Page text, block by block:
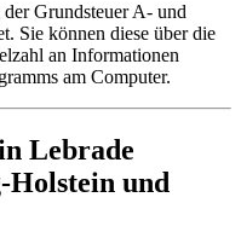
Grundsteuer A- und
Sie können diese über die
an Informationen
am Computer.
Lebrade
Holstein und